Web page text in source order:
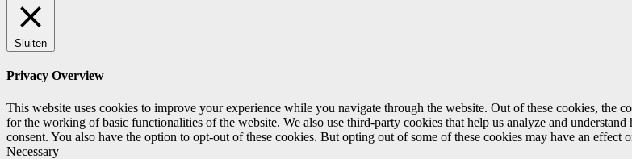
Sluiten
Privacy Overview
This website uses cookies to improve your experience while you navigate through the website. Out of these cookies, the
for the working of basic functionalities of the website. We also use third-party cookies that help us analyze and
consent. You also have the option to opt-out of these cookies. But opting out of some of these cookies may have an effect
Necessary